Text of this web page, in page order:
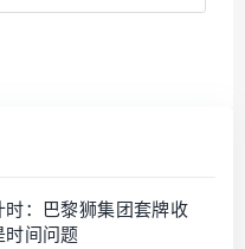
：巴黎狮集团套牌收
时间问题